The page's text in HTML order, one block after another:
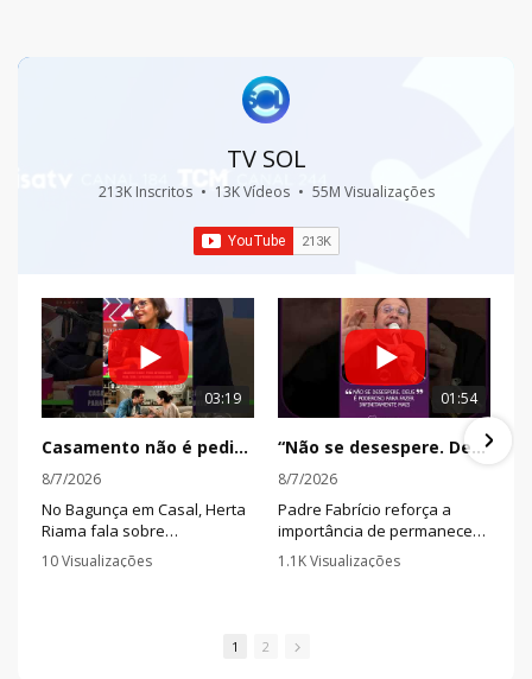
TV SOL
213K Inscritos • 13K Vídeos • 55M Visualizações
03:19
Casamento não é pedir autorização para tudo, é aprender a decidir junto
8/7/2026
No Bagunça em Casal, Herta
Riama fala sobre
dependência emocional,
acordos e diálogo,
façam sentido para os dois.
10 Visualizações
01:54
“Não se desespere. Deus é poderoso para fazer infinitamente mais”
8/7/2026
Padre Fabrício reforça a
importância de permanecer
firme na fé mesmo quando
as circunstâncias apontam
1.1K Visualizações
1 2